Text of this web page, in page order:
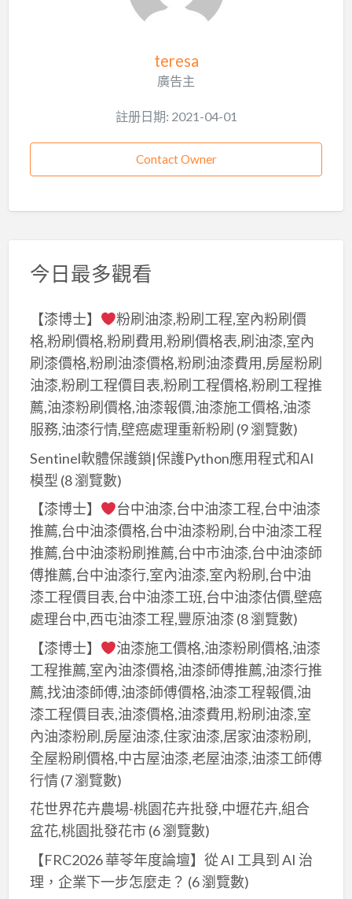
teresa
廣告主
註册日期: 2021-04-01
Contact Owner
今日最多觀看
【漆博士】
粉刷油漆,粉刷工程,室內粉刷價
格,粉刷價格,粉刷費用,粉刷價格表,刷油漆,室內
刷漆價格,粉刷油漆價格,粉刷油漆費用,房屋粉刷
油漆,粉刷工程價目表,粉刷工程價格,粉刷工程推
薦,油漆粉刷價格,油漆報價,油漆施工價格,油漆
服務,油漆行情,壁癌處理重新粉刷 (9 瀏覽數)
Sentinel軟體保護鎖|保護Python應用程式和AI
模型 (8 瀏覽數)
【漆博士】
台中油漆,台中油漆工程,台中油漆
推薦,台中油漆價格,台中油漆粉刷,台中油漆工程
推薦,台中油漆粉刷推薦,台中市油漆,台中油漆師
傅推薦,台中油漆行,室內油漆,室內粉刷,台中油
漆工程價目表,台中油漆工班,台中油漆估價,壁癌
處理台中,西屯油漆工程,豐原油漆(8 瀏覽數)
【漆博士】
油漆施工價格,油漆粉刷價格,油漆
工程推薦,室內油漆價格,油漆師傅推薦,油漆行推
薦,找油漆師傅,油漆師傅價格,油漆工程報價,油
漆工程價目表,油漆價格,油漆費用,粉刷油漆,室
內油漆粉刷,房屋油漆,住家油漆,居家油漆粉刷,
全屋粉刷價格,中古屋油漆,老屋油漆,油漆工師傅
行情(7 瀏覽數)
花世界花卉農場-桃園花卉批發,中壢花卉,組合
盆花,桃園批發花市(6 瀏覽數)
【FRC2026 華苓年度論壇】從 AI 工具到 AI 治
理，企業下一步怎麼走？ (6 瀏覽數)